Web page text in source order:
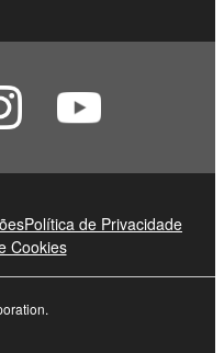
Política de Privacidade
Cookies